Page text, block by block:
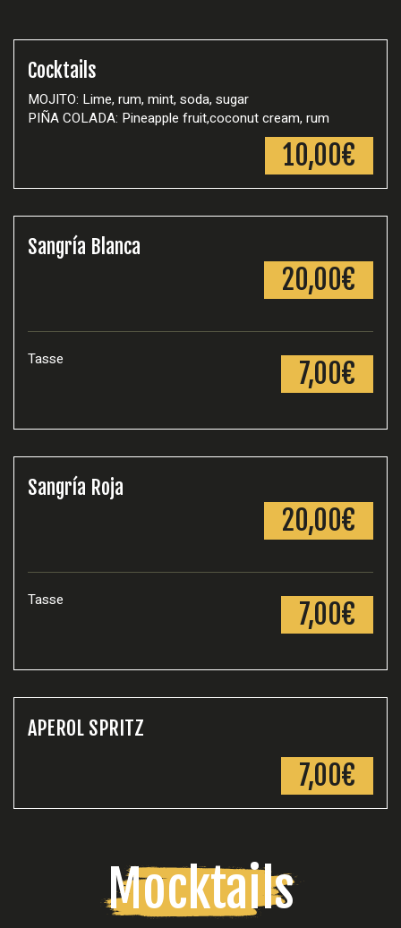
Cocktails
MOJITO: Lime, rum, mint, soda, sugar
PIÑA COLADA: Pineapple fruit,coconut cream, rum
10,00€
Sangría Blanca
20,00€
Tasse 7,00€
Sangría Roja
20,00€
Tasse 7,00€
APEROL SPRITZ
7,00€
Mocktails